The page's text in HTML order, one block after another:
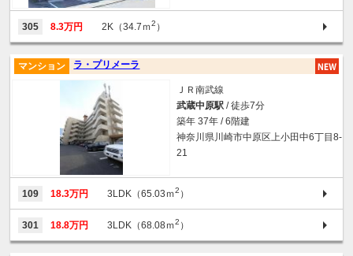
305 8.3万円 2K（34.7ｍ2 ）
ラ・プリメーラ
マンション
ＪＲ南武線
武蔵中原駅 / 徒歩7分
築年 37年 / 6階建
神奈川県川崎市中原区上小田中6丁目8-
21
109 18.3万円 3LDK（65.03ｍ2 ）
301 18.8万円 3LDK（68.08ｍ2 ）